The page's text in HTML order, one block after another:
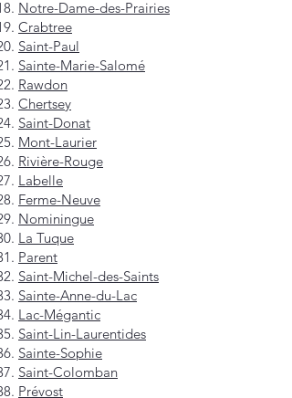
Notre-Dame-des-Prairies
Crabtree
Saint-Paul
Sainte-Marie-Salomé
Rawdon
Chertsey
Saint-Donat
Mont-Laurier
Rivière-Rouge
Labelle
Ferme-Neuve
Nominingue
La Tuque
Parent
Saint-Michel-des-Saints
Sainte-Anne-du-Lac
Lac-Mégantic
Saint-Lin-Laurentides
Sainte-Sophie
Saint-Colomban
Prévost